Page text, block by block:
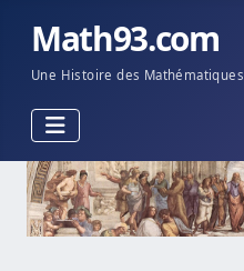
Math93.com
Une Histoire des Mathématiques